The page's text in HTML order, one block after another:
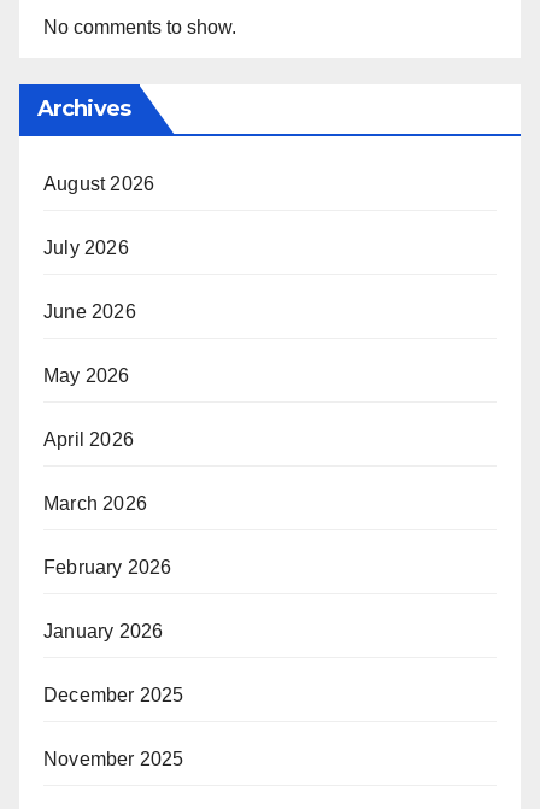
No comments to show.
Archives
August 2026
July 2026
June 2026
May 2026
April 2026
March 2026
February 2026
January 2026
December 2025
November 2025